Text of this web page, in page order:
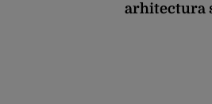
arhitectura